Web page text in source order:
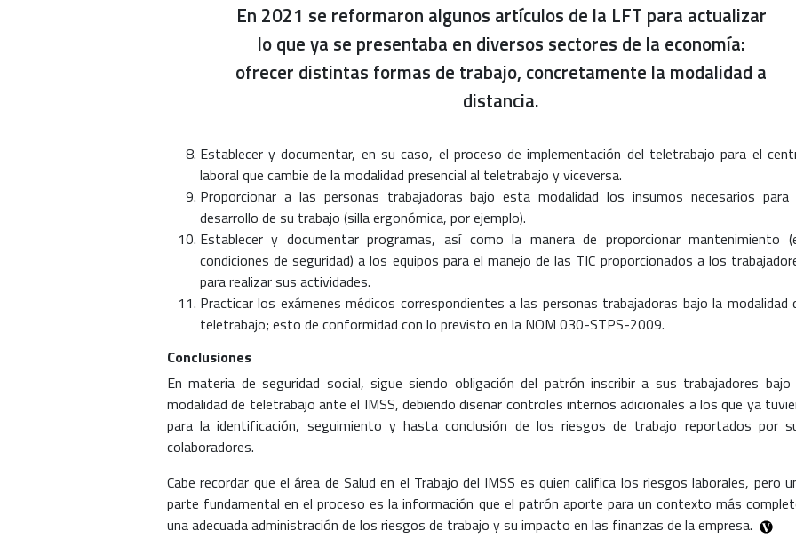
En 2021 se reformaron algunos artículos de la LFT para actualizar
lo que ya se presentaba en diversos sectores de la economía:
ofrecer distintas formas de trabajo, concretamente la modalidad a
distancia.
Establecer y documentar, en su caso, el proceso de implementación del teletrabajo para el
laboral que cambie de la modalidad presencial al teletrabajo y viceversa.
Proporcionar a las personas trabajadoras bajo esta modalidad los insumos necesarios para
desarrollo de su trabajo (silla ergonómica, por ejemplo).
Establecer y documentar programas, así como la manera de proporcionar mantenimiento
condiciones de seguridad) a los equipos para el manejo de las TIC proporcionados a los
para realizar sus actividades.
Practicar los exámenes médicos correspondientes a las personas trabajadoras bajo la modalidad
teletrabajo; esto de conformidad con lo previsto en la NOM 030-STPS-2009.
Conclusiones
En materia de seguridad social, sigue siendo obligación del patrón inscribir a sus trabajadores bajo
modalidad de teletrabajo ante el IMSS, debiendo diseñar controles internos adicionales a los que ya
para la identificación, seguimiento y hasta conclusión de los riesgos de trabajo reportados por
colaboradores.
Cabe recordar que el área de Salud en el Trabajo del IMSS es quien califica los riesgos laborales, pero
parte fundamental en el proceso es la información que el patrón aporte para un contexto más
una adecuada administración de los riesgos de trabajo y su impacto en las finanzas de la empresa.